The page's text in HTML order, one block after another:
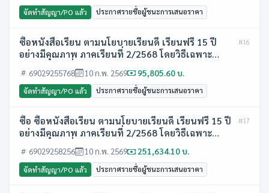
จัดทำสัญญา/PO แล้ว ประกาศรายชื่อผู้ชนะการเสนอราคา
ซื้อหนังสือเรียน ตามนโยบายเรียนดี เรียนฟรี 15 ปี
อย่างมีคุณภาพ ภาคเรียนที่ 2/2568 โดยวิธีเฉพาะ
เจาะจง(เลขที่โครงการ:69029255768)
#16
69029255768 10 ก.พ. 2569 95,805.60 บ.
จัดทำสัญญา/PO แล้ว ประกาศรายชื่อผู้ชนะการเสนอราคา
ซื้อ ซื้อหนังสือเรียน ตามนโยบายเรียนดี เรียนฟรี 15 ปี
อย่างมีคุณภาพ ภาคเรียนที่ 2/2568 โดยวิธีเฉพาะ
เจาะจง(เลขที่โครงการ:69029258256)
#17
69029258256 10 ก.พ. 2569 251,634.10 บ.
จัดทำสัญญา/PO แล้ว ประกาศรายชื่อผู้ชนะการเสนอราคา